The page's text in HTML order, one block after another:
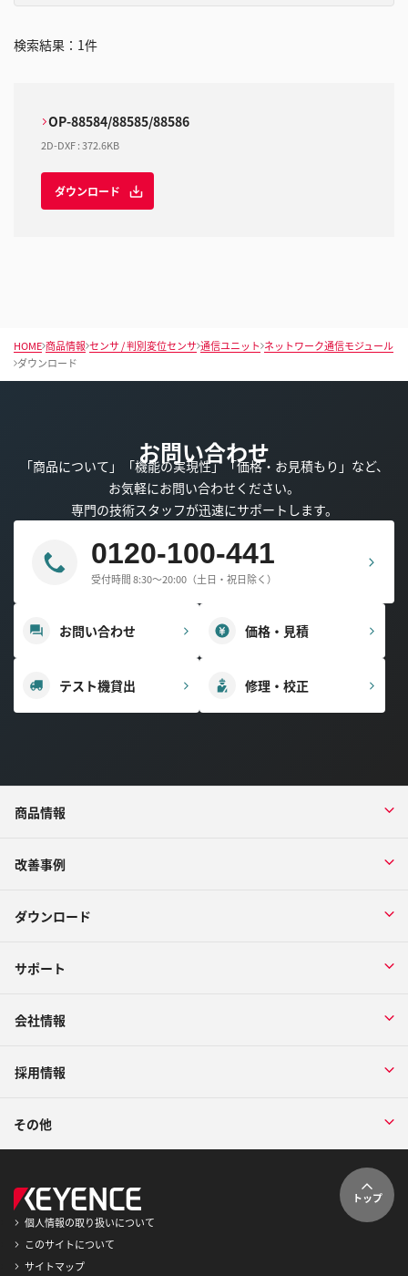
検索結果： 1件
OP-88584/88585/88586
2D-DXF:372.6KB
ダウンロード
HOME 商品情報 センサ / 判別変位センサ 通信ユニット ネットワーク通信モジュール
ダウンロード
お問い合わせ
「商品について」「機能の実現性」「価格・お見積もり」など、
お気軽にお問い合わせください。
専門の技術スタッフが迅速にサポートします。
0120-100-441
受付時間 8:30～20:00（土日・祝日除く）
お問い合わせ 価格・見積
テスト機貸出 修理・校正
商品情報
改善事例
ダウンロード
サポート
会社情報
採用情報
その他
トップ
個人情報の取り扱いについて
このサイトについて
サイトマップ